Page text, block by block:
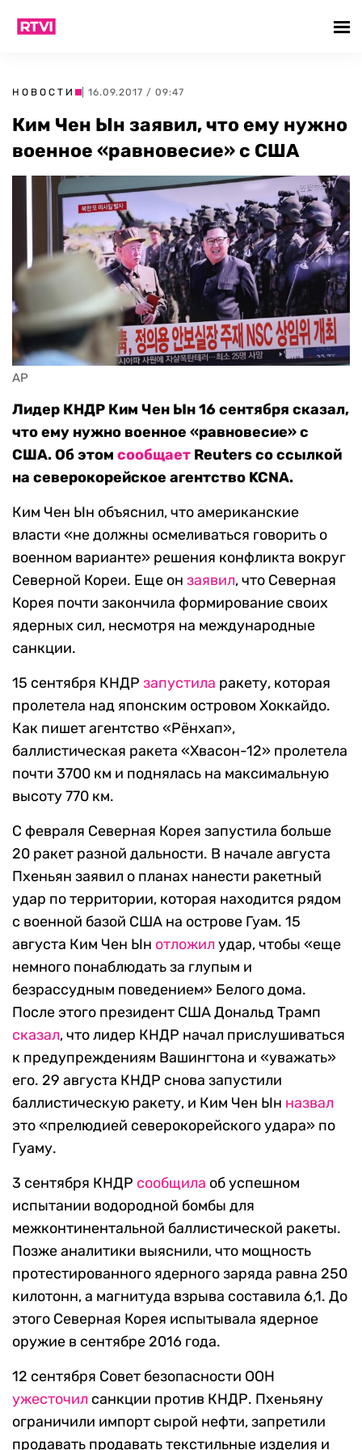
НОВОСТИ | 16.09.2017 / 09:47
Ким Чен Ын заявил, что ему нужно
военное «равновесие» с США
AP
Лидер КНДР Ким Чен Ын 16 сентября сказал,
что ему нужно военное «равновесие» с
США. Об этом сообщает Reuters со ссылкой
на северокорейское агентство KCNA.
Ким Чен Ын объяснил, что американские
власти «не должны осмеливаться говорить о
военном варианте» решения конфликта вокруг
Северной Кореи. Еще он заявил, что Северная
Корея почти закончила формирование своих
ядерных сил, несмотря на международные
санкции.
15 сентября КНДР запустила ракету, которая
пролетела над японским островом Хоккайдо.
Как пишет агентство «Рёнхап»,
баллистическая ракета «Хвасон-12» пролетела
почти 3700 км и поднялась на максимальную
высоту 770 км.
С февраля Северная Корея запустила больше
20 ракет разной дальности. В начале августа
Пхеньян заявил о планах нанести ракетный
удар по территории, которая находится рядом
с военной базой США на острове Гуам. 15
августа Ким Чен Ын отложил удар, чтобы «еще
немного понаблюдать за глупым и
безрассудным поведением» Белого дома.
После этого президент США Дональд Трамп
сказал, что лидер КНДР начал прислушиваться
к предупреждениям Вашингтона и «уважать»
его. 29 августа КНДР снова запустили
баллистическую ракету, и Ким Чен Ын назвал
это «прелюдией северокорейского удара» по
Гуаму.
3 сентября КНДР сообщила об успешном
испытании водородной бомбы для
межконтинентальной баллистической ракеты.
Позже аналитики выяснили, что мощность
протестированного ядерного заряда равна 250
килотонн, а магнитуда взрыва составила 6,1. До
этого Северная Корея испытывала ядерное
оружие в сентябре 2016 года.
12 сентября Совет безопасности ООН
ужесточил санкции против КНДР. Пхеньяну
ограничили импорт сырой нефти, запретили
продавать продавать текстильные изделия и